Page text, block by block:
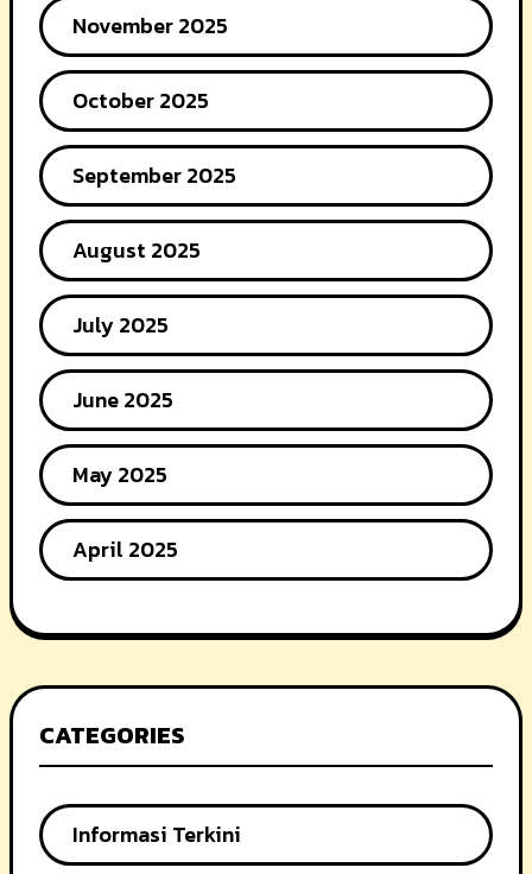
November 2025
October 2025
September 2025
August 2025
July 2025
June 2025
May 2025
April 2025
CATEGORIES
Informasi Terkini